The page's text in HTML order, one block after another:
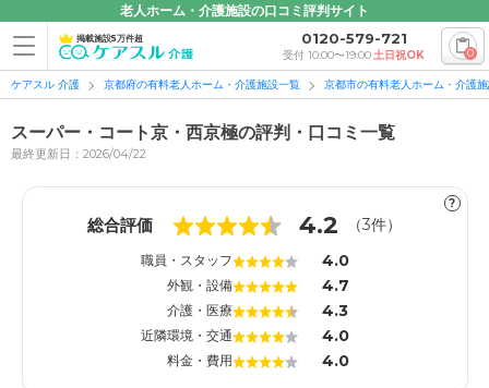
老人ホーム・介護施設の口コミ評判サイト
掲載施設5万件超 0120-579-721
受付 10:00〜19:00土日祝OK 0
ケアスル 介護 京都府の有料老人ホーム・介護施設一覧 京都市の有料老人ホーム・介護
スーパー・コート京・西京極の評判・口コミ一覧
最終更新日：2026/04/22
?
総合評価 4.2 （3件）
職員・スタッフ 4.0
外観・設備 4.7
介護・医療 4.3
近隣環境・交通 4.0
料金・費用 4.0